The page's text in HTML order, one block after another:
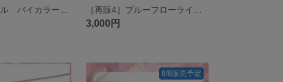
3,000円
8/8販売予定